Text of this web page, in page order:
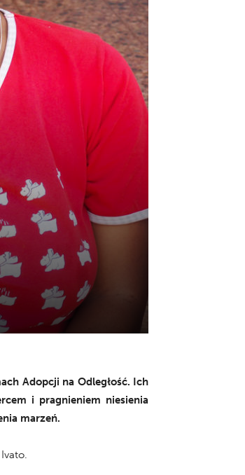
Adopcji na Odległość. Ich
i pragnieniem niesienia
marzeń.